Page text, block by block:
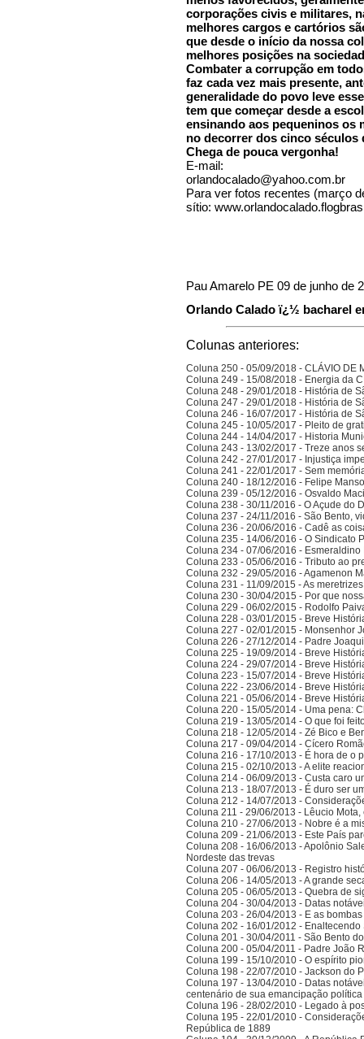
corporações civis e militares,
melhores cargos e cartórios
que desde o início da nossa
melhores posições na
Combater a corrupção em
faz cada vez mais presente,
generalidade do povo leve
tem que começar desde a
ensinando aos pequeninos os
no decorrer dos cinco séculos
Chega de pouca vergonha!
E-mail:
orlandocalado@yahoo.com.br
Para ver fotos recentes (março
sítio:
Pau Amarelo PE 09 de junho de
Orlando Calado ï¿½ bacharel
Colunas anteriores:
Coluna 250 - 05/09/2018 - CLÁVIO DE
Coluna 249 - 15/08/2018 - Energia da
Coluna 248 - 29/01/2018 - História de
Coluna 247 - 29/01/2018 - História de
Coluna 246 - 16/07/2017 - História de
Coluna 245 - 10/05/2017 - Pleito de
Coluna 244 - 14/04/2017 - Historia
Coluna 243 - 13/02/2017 - Treze anos
Coluna 242 - 27/01/2017 - Injustiça
Coluna 241 - 22/01/2017 - Sem
Coluna 240 - 18/12/2016 - Felipe
Coluna 239 - 05/12/2016 - Osvaldo
Coluna 238 - 30/11/2016 - O Açude do
Coluna 237 - 24/11/2016 - São Bento,
Coluna 236 - 20/06/2016 - Cadê as
Coluna 235 - 14/06/2016 - O Sindicato
Coluna 234 - 07/06/2016 -
Coluna 233 - 05/06/2016 - Tributo ao
Coluna 232 - 29/05/2016 - Agamenon
Coluna 231 - 11/09/2015 - As
Coluna 230 - 30/04/2015 - Por que
Coluna 229 - 06/02/2015 - Rodolfo
Coluna 228 - 03/01/2015 - Breve
Coluna 227 - 02/01/2015 - Monsenhor
Coluna 226 - 27/12/2014 - Padre
Coluna 225 - 19/09/2014 - Breve
Coluna 224 - 29/07/2014 - Breve
Coluna 223 - 15/07/2014 - Breve
Coluna 222 - 23/06/2014 - Breve
Coluna 221 - 05/06/2014 - Breve
Coluna 220 - 15/05/2014 - Uma pena:
Coluna 219 - 13/05/2014 - O que foi
Coluna 218 - 12/05/2014 - Zé Bico e
Coluna 217 - 09/04/2014 - Cícero
Coluna 216 - 17/10/2013 - É hora de o
Coluna 215 - 02/10/2013 - A elite
Coluna 214 - 06/09/2013 - Custa caro
Coluna 213 - 18/07/2013 - É duro ser
Coluna 212 - 14/07/2013 -
Coluna 211 - 29/06/2013 - Lêucio
Coluna 210 - 27/06/2013 - Nobre é a
Coluna 209 - 21/06/2013 - Este País
Coluna 208 - 16/06/2013 - Apolônio
Nordeste das trevas
Coluna 207 - 06/06/2013 - Registro
Coluna 206 - 14/05/2013 - A grande
Coluna 205 - 06/05/2013 - Quebra de
Coluna 204 - 30/04/2013 - Datas
Coluna 203 - 26/04/2013 - E as
Coluna 202 - 16/01/2012 -
Coluna 201 - 30/04/2011 - São Bento
Coluna 200 - 05/04/2011 - Padre João
Coluna 199 - 15/10/2010 - O espírito
Coluna 198 - 22/07/2010 - Jackson do
Coluna 197 - 13/04/2010 - Datas
centenário de sua emancipação
Coluna 196 - 28/02/2010 - Legado à
Coluna 195 - 22/01/2010 -
República de 1889